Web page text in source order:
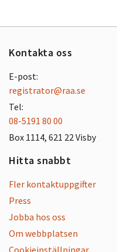
Kontakta oss
E-post:
registrator@raa.se
Tel:
08-5191 80 00
Box 1114, 621 22 Visby
Hitta snabbt
Fler kontaktuppgifter
Press
Jobba hos oss
Om webbplatsen
Cookieinställningar